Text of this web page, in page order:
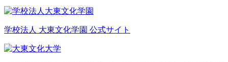
学校法人 大東文化学園 公式サイト